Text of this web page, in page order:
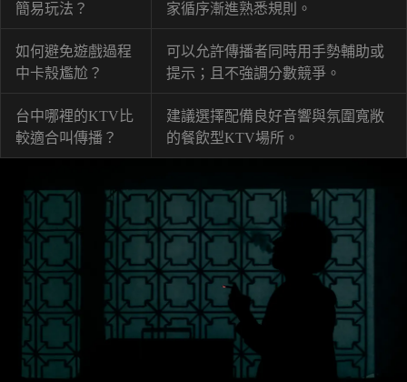
簡易玩法？
家循序漸進熟悉規則。
如何避免遊戲過程
中卡殼尷尬？
可以允許傳播者同時用手勢輔助或
提示；且不強調分數競爭。
台中哪裡的KTV比
較適合叫傳播？
建議選擇配備良好音響與氛圍寬敞
的餐飲型KTV場所。